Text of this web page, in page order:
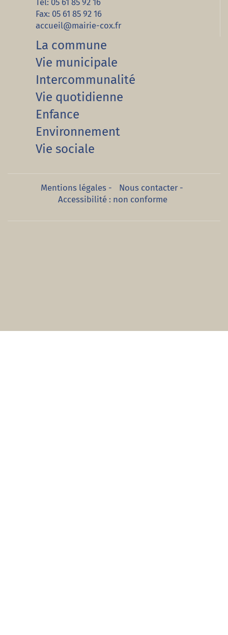
Tél: 05 61 85 92 16
Fax: 05 61 85 92 16
accueil@mairie-cox.fr
La commune
Vie municipale
Intercommunalité
Vie quotidienne
Enfance
Environnement
Vie sociale
Mentions légales- Nous contacter-
Accessibilité : non conforme